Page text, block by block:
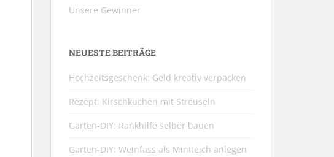
Unsere Gewinner
NEUESTE BEITRÄGE
Hochzeitsgeschenk: Geld kreativ verpacken
Rezept: Kirschkuchen mit Streuseln
Garten-DIY: Rankhilfe selber bauen
Garten-DIY: Weinfass als Miniteich anlegen